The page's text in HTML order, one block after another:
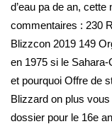
d’eau pa de an,
commentaires : 230
Blizzcon 2019 149
en 1975 si le Sahara-
et pourquoi Offre de
Blizzard on plus
dossier pour le 16e